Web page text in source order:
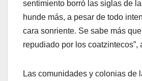
sentimiento borró las siglas de
hunde más, a pesar de todo
cara sonriente. Se sabe más
repudiado por los coatzintecos”,
Las comunidades y colonias de